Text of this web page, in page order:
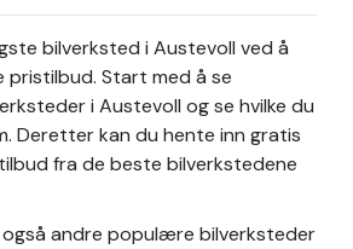
bilverksted i Austevoll ved å
pristilbud. Start med å se
i Austevoll og se hvilke du
Deretter kan du hente inn gratis
fra de beste bilverkstedene
andre populære bilverksteder